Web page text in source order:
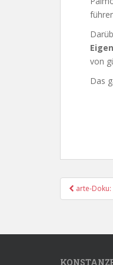
von
Das
Postarte-Doku: